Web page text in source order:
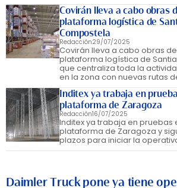
Covirán lleva a cabo obras
plataforma logística de
Compostela
Redacción29/07/2025
Covirán lleva a cabo obras
plataforma logística de
que centraliza toda la
en la zona con nuevas rutas
Inditex ya trabaja en
plataforma de Zaragoza
Redacción16/07/2025
Inditex ya trabaja en pruebas
plataforma de Zaragoza y
plazos para iniciar la
Daimler Truck pone ya tiene